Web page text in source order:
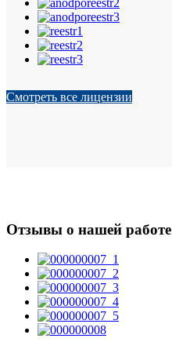
Смотреть все лицензии
Отзывы о нашей работе